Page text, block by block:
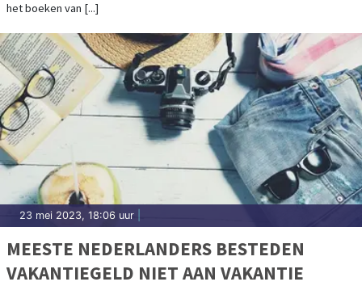
het boeken van [...]
23 mei 2023, 18:06 uur
MEESTE NEDERLANDERS BESTEDEN
VAKANTIEGELD NIET AAN VAKANTIE